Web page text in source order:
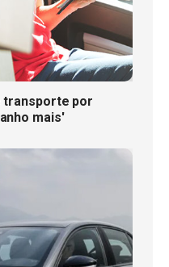
transporte por
mais'